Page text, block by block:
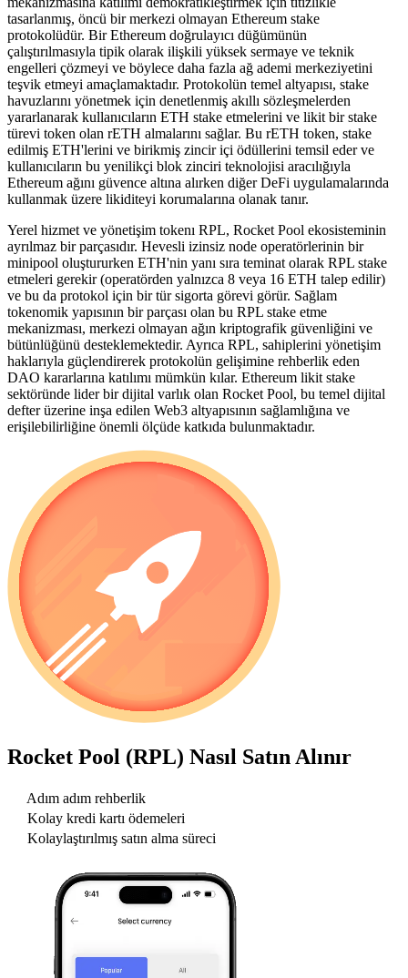
tasarlanmış, öncü bir merkezi olmayan Ethereum stake
protokolüdür. Bir Ethereum doğrulayıcı düğümünün
çalıştırılmasıyla tipik olarak ilişkili yüksek sermaye ve teknik
engelleri çözmeyi ve böylece daha fazla ağ ademi merkeziyetini
teşvik etmeyi amaçlamaktadır. Protokolün temel altyapısı, stake
havuzlarını yönetmek için denetlenmiş akıllı sözleşmelerden
yararlanarak kullanıcıların ETH stake etmelerini ve likit bir stake
türevi token olan rETH almalarını sağlar. Bu rETH token, stake
edilmiş ETH'lerini ve birikmiş zincir içi ödüllerini temsil eder ve
kullanıcıların bu yenilikçi blok zinciri teknolojisi aracılığıyla
Ethereum ağını güvence altına alırken diğer DeFi uygulamalarında
kullanmak üzere likiditeyi korumalarına olanak tanır.
Yerel hizmet ve yönetişim tokenı RPL, Rocket Pool ekosisteminin
ayrılmaz bir parçasıdır. Hevesli izinsiz node operatörlerinin bir
minipool oluştururken ETH'nin yanı sıra teminat olarak RPL stake
etmeleri gerekir (operatörden yalnızca 8 veya 16 ETH talep edilir)
ve bu da protokol için bir tür sigorta görevi görür. Sağlam
tokenomik yapısının bir parçası olan bu RPL stake etme
mekanizması, merkezi olmayan ağın kriptografik güvenliğini ve
bütünlüğünü desteklemektedir. Ayrıca RPL, sahiplerini yönetişim
haklarıyla güçlendirerek protokolün gelişimine rehberlik eden
DAO kararlarına katılımı mümkün kılar. Ethereum likit stake
sektöründe lider bir dijital varlık olan Rocket Pool, bu temel dijital
defter üzerine inşa edilen Web3 altyapısının sağlamlığına ve
erişilebilirliğine önemli ölçüde katkıda bulunmaktadır.
Rocket Pool (RPL) Nasıl Satın Alınır
Adım adım rehberlik
Kolay kredi kartı ödemeleri
Kolaylaştırılmış satın alma süreci